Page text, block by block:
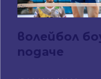
волейбол
подаче